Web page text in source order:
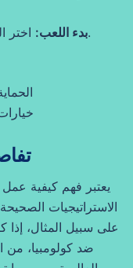
بدء اللعب:اختر الرهان الذي يناسبك وابدأ في اللعب.
يعتبر فهم كيفية عمل
الاستراتيجيات
على سبيل المثال،
ضد كولومبيا، من